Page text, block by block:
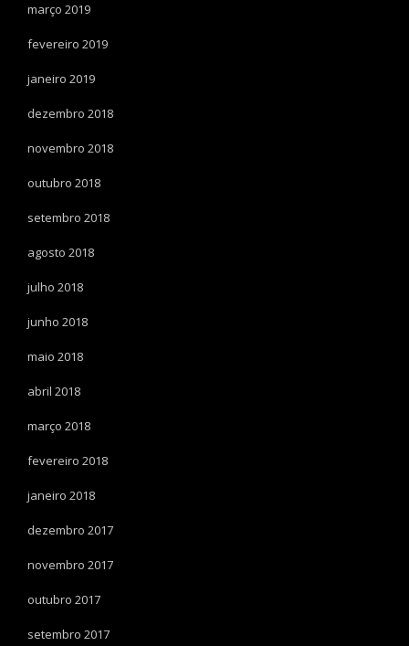
março 2019
fevereiro 2019
janeiro 2019
dezembro 2018
novembro 2018
outubro 2018
setembro 2018
agosto 2018
julho 2018
junho 2018
maio 2018
abril 2018
março 2018
fevereiro 2018
janeiro 2018
dezembro 2017
novembro 2017
outubro 2017
setembro 2017